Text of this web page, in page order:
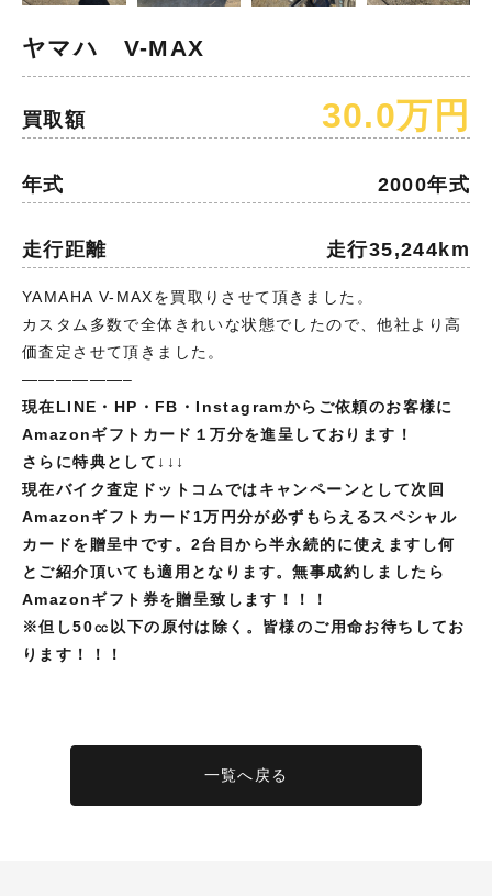
ヤマハ V-MAX
買取額 30.0万円
年式 2000年式
走行距離 走行35,244km
YAMAHA V-MAXを買取りさせて頂きました。
カスタム多数で全体きれいな状態でしたので、他社より高
価査定させて頂きました。
——————–
現在LINE・HP・FB・Instagramからご依頼のお客様に
Amazonギフトカード１万分を進呈しております！
さらに特典として↓↓↓
現在バイク査定ドットコムではキャンペーンとして次回
Amazonギフトカード1万円分が必ずもらえるスペシャル
カードを贈呈中です。2台目から半永続的に使えますし何
とご紹介頂いても適用となります。無事成約しましたら
Amazonギフト券を贈呈致します！！！
※但し50㏄以下の原付は除く。皆様のご用命お待ちしてお
ります！！！
一覧へ戻る